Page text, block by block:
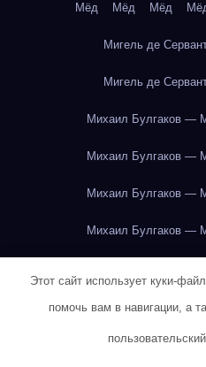
Мёд Мёд Мёд
Мигель де
Мигель де
Михаил Булгаков —
Михаил Булгаков —
Михаил Булгаков —
Михаил Булгаков —
Михаил Булгаков —
Михаил Булгаков —
Этот сайт использует куки-
помочь вам в навигации, а